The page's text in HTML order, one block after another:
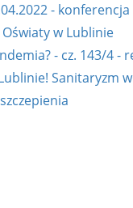
-
w Lublinie
- cz. 143/4 -
Sanitaryzm w